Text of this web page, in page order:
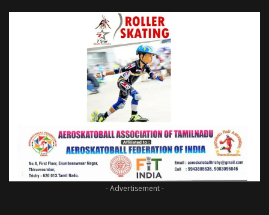
- Advertisement -